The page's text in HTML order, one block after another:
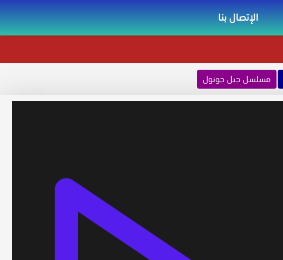
الإتصال بنا
مسلسل جبل جونول